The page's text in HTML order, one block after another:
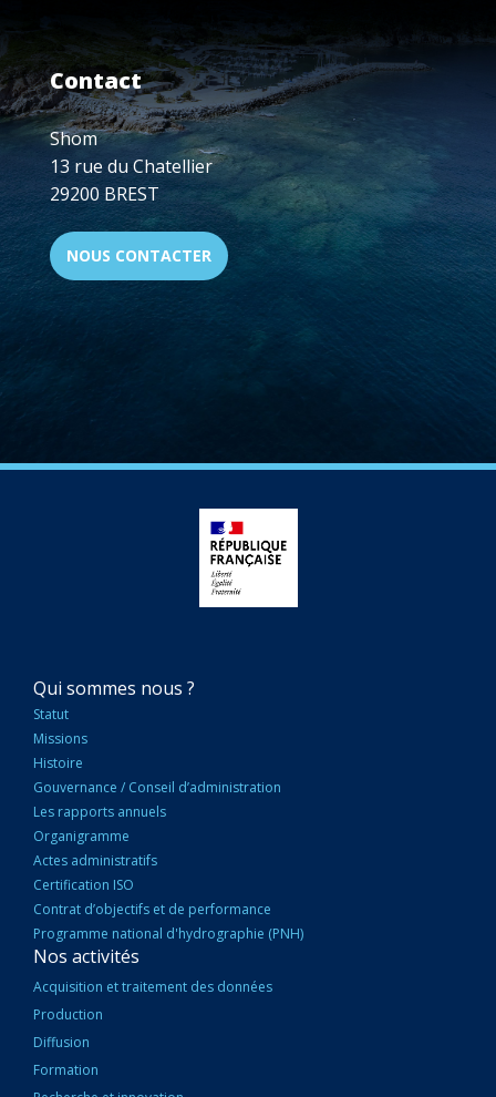
Contact
Shom
13 rue du Chatellier
29200 BREST
NOUS CONTACTER
NAVIGATION
PRINCIPALE
Qui sommes nous ?
Statut
Missions
Histoire
Gouvernance / Conseil d’administration
Les rapports annuels
Organigramme
Actes administratifs
Certification ISO
Contrat d’objectifs et de performance
Programme national d'hydrographie (PNH)
Nos activités
Acquisition et traitement des données
Production
Diffusion
Formation